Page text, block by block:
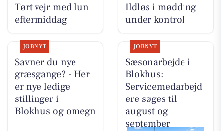
Tørt vejr med lun
eftermiddag
Ildløs i mødding
under kontrol
JOBNYT
Savner du nye
græsgange? - Her
er nye ledige
stillinger i
Blokhus og omegn
JOBNYT
Sæsonarbejde i
Blokhus:
Servicemedarbejd
ere søges til
august og
september